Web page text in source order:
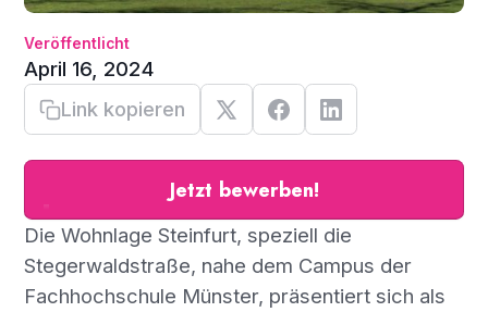
Veröffentlicht
April 16, 2024
Link kopieren
Jetzt bewerben!
Die Wohnlage Steinfurt, speziell die
Stegerwaldstraße, nahe dem Campus der
Fachhochschule Münster, präsentiert sich als